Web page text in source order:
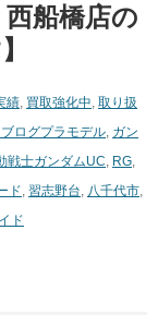
船橋店の
績, 買取強化中, 取り扱
ログプラモデル, ガン
戦士ガンダムUC, RG,
ド, 習志野台, 八千代市,
ド